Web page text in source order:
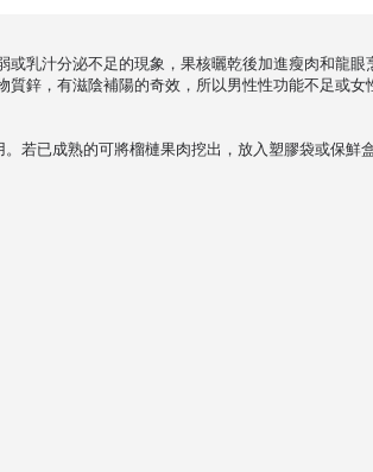
乳汁分泌不足的現象，果核曬乾後加進瘦肉和龍
鋅，有滋陰補陽的奇效，所以男性性功能不足或女
若已成熟的可將榴槤果肉挖出，放入塑膠袋或保鮮